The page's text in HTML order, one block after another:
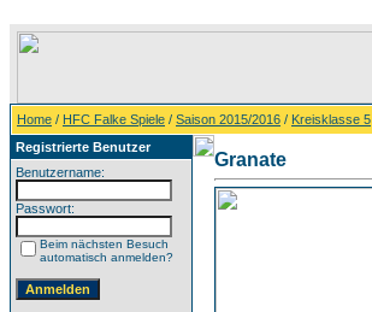
Home / HFC Falke Spiele / Saison 2015/2016 / Kreisklasse 5
Registrierte Benutzer
Benutzername:
Passwort:
Beim nächsten Besuch
automatisch anmelden?
Granate